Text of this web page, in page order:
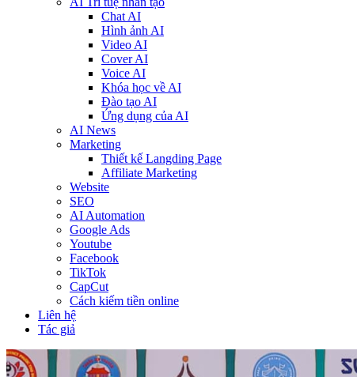
Chat AI
Hình ảnh AI
Video AI
Cover AI
Voice AI
Khóa học về AI
Đào tạo AI
Ứng dụng của AI
AI News
Marketing
Thiết kế Langding Page
Affiliate Marketing
Website
SEO
AI Automation
Google Ads
Youtube
Facebook
TikTok
CapCut
Cách kiếm tiền online
Liên hệ
Tác giả